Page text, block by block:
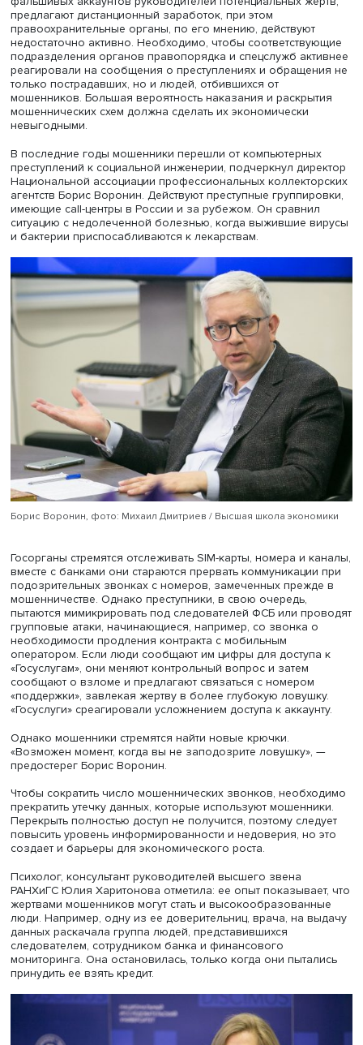
Василий Солодков (справа), фото: Михаил Дмитриев / Высшая
экономики
Директор Банковского института НИУ ВШЭ профессор
Василий Солодковотметил: новые схемы появляются
не ежедневно, количество звонков растет, кроме того,
мошенники чаще используют Telegram для создания
фальшивых аккаунтов руководителей потенциальных
предлагают дистанционный заработок, при этом
правоохранительные органы, по его мнению, действуют
недостаточно активно. Необходимо, чтобы
подразделения органов правопорядка и спецслужб
реагировали на сообщения о преступлениях и
только пострадавших, но и людей, отбившихся от
мошеннических схем должна сделать их экономически
невыгодными.
В последние годы мошенники перешли от
преступлений к социальной инженерии, подчеркнул
Национальной ассоциации профессиональных
агентств Борис Воронин. Действуют преступные
имеющие call-центры в России и за рубежом. Он
ситуацию с недолеченной болезнью, когда выжившие
и бактерии приспосабливаются к лекарствам.
Борис Воронин, фото: Михаил Дмитриев / Высшая школа